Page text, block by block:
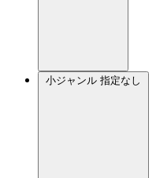
小ジャンル 指定なし